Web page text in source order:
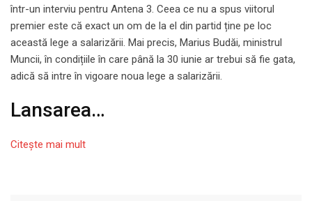
într-un interviu pentru Antena 3. Ceea ce nu a spus viitorul
premier este că exact un om de la el din partid ține pe loc
această lege a salarizării. Mai precis, Marius Budăi, ministrul
Muncii, în condițiile în care până la 30 iunie ar trebui să fie gata,
adică să intre în vigoare noua lege a salarizării.
Lansarea…
Citeşte mai mult